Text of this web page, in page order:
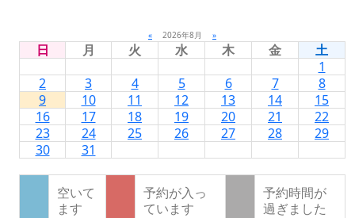
« 2026年8月 »
日 月 火 水 木 金
土
1
2
3 4 5 6 7
8
9
10 11 12 13 14
15
16
17 18 19 20 21
22
23
24 25 26 27 28
29
30
31
空いて
ます
予約が入っ
ています
予約時間が
過ぎました